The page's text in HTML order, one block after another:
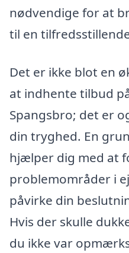
nødvendige for at
til en
Det er ikke blot en
at indhente tilbud
Spangsbro; det er
din tryghed. En
hjælper dig med at
problemområder i
påvirke din
Hvis der skulle
du ikke var